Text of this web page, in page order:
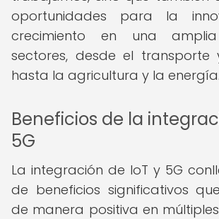
oportunidades para la
crecimiento en una
sectores, desde el transporte
hasta la agricultura y la energía.
Beneficios de la
5G
La integración de IoT y 5G
de beneficios significativos
de manera positiva en